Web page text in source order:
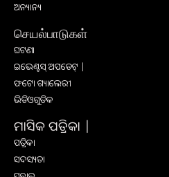
ଅନ୍ୟାନ୍ୟ
செயல்பாடுகள்
ଘଟଣା
ଇଭେଣ୍ଟସ୍ ଅପଡେଟ୍ |
ଫଟୋ ଗ୍ୟାଲେରୀ
ଭିଡିଓଗୁଡିକ
ମାସିକ ପତ୍ରିକା |
ପତ୍ରିକା
ସଦସ୍ୟତା